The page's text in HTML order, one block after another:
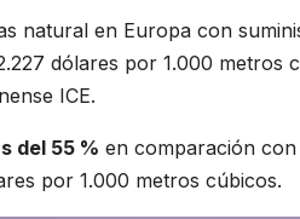
natural en Europa con
dólares por 1.000 metros
ICE.
del 55 % en comparación
por 1.000 metros cúbicos.